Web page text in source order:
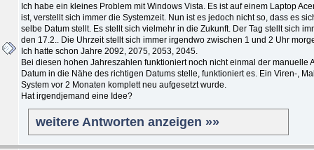
Ich habe ein kleines Problem mit Windows Vista. Es ist auf einem Laptop
ist, verstellt sich immer die Systemzeit. Nun ist es jedoch nicht so, dass es
selbe Datum stellt. Es stellt sich vielmehr in die Zukunft. Der Tag stellt sich
den 17.2.. Die Uhrzeit stellt sich immer irgendwo zwischen 1 und 2 Uhr
Ich hatte schon Jahre 2092, 2075, 2053, 2045.
Bei diesen hohen Jahreszahlen funktioniert noch nicht einmal der manuelle
Datum in die Nähe des richtigen Datums stelle, funktioniert es. Ein Viren-,
System vor 2 Monaten komplett neu aufgesetzt wurde.
Hat irgendjemand eine Idee?
weitere Antworten anzeigen »»